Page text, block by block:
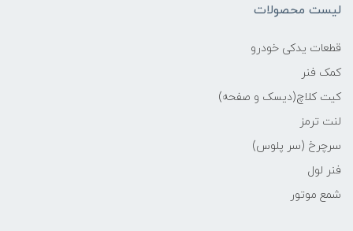
لیست محصولات
قطعات یدکی خودرو
کمک فنر
کیت کلاچ(دیسک و صفحه)
لنت ترمز
سرچرخ (سر پلوس)
فنر لول
شمع موتور